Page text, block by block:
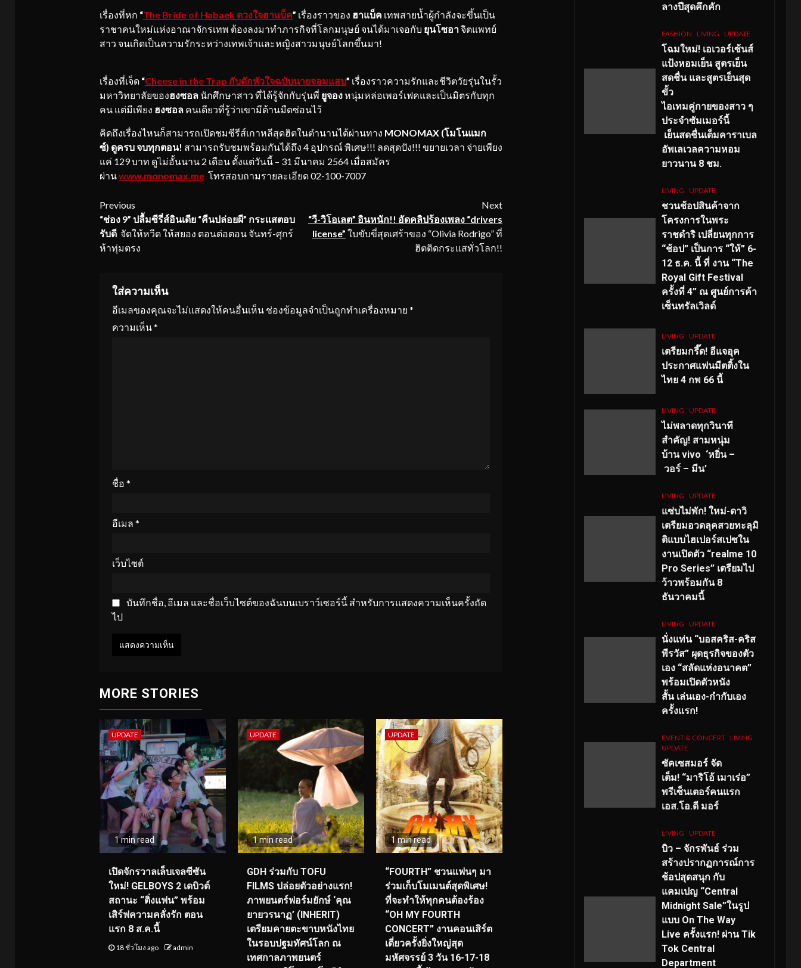
เรื่องที่หก “The Bride of Habaek ดวงใจฮาแบ็ค” เรื่องราวของ ฮาแบ็ค เทพสายน้ำผู้กำลังจะขึ้นเป็น
ราชาคนใหม่แห่งอาณาจักรเทพ ต้องลงมาทำภารกิจที่โลกมนุษย์ จนได้มาเจอกับ ยุนโซอาจิตแพทย์
สาว จนเกิดเป็นความรักระหว่างเทพเจ้าและหญิงสาวมนุษย์โลกขึ้นมา!
เรื่องที่เจ็ด “Cheese in the Trap กับดักหัวใจฉบับนายจอมแสบ” เรื่องราวความรักและชีวิตวัยรุ่นในรั้ว
มหาวิทยาลัยของฮงซอล นักศึกษาสาว ที่ได้รู้จักกับรุ่นพี่ ยูจองหนุ่มหล่อเพอร์เฟคและเป็นมิตรกับทุก
คน แต่มีเพียง ฮงซอลคนเดียวที่รู้ว่าเขามีด้านมืดซ่อนไว้
คิดถึงเรื่องไหนก็สามารถเปิดชมซีรีส์เกาหลีสุดฮิตในตำนานได้ผ่านทาง MONOMAX (โมโนแมก
ซ์) ดูครบ จบทุกตอน! สามารถรับชมพร้อมกันได้ถึง 4 อุปกรณ์ พิเศษ!!! ลดสุดปัง!!! ขยายเวลา จ่ายเพียง
แค่ 129 บาท ดูไม่อั้นนาน 2 เดือน ตั้งแต่วันนี้ – 31 มีนาคม 2564 เมื่อสมัคร
ผ่านwww.monomax.meโทรสอบถามรายละเอียด 02-100-7007
Continue
Reading
Previous
“ช่อง 9” ปลื้มซีรี่ส์อินเดีย “คืนปล่อยผี” กระแสตอบ
รับดี จัดให้หวีด ให้สยอง ตอนต่อตอน จันทร์-ศุกร์
ห้าทุ่มตรง
Next
“วี-วิโอเลต” อินหนัก!! อัดคลิปร้องเพลง “drivers
license” ใบขับขี่สุดเศร้าของ “Olivia Rodrigo” ที่
ฮิตติดกระแสทั่วโลก!!
ใส่ความเห็น
อีเมลของคุณจะไม่แสดงให้คนอื่นเห็น ช่องข้อมูลจำเป็นถูกทำเครื่องหมาย *
ความเห็น*
ชื่อ *
อีเมล *
เว็บไซต์
บันทึกชื่อ, อีเมล และชื่อเว็บไซต์ของฉันบนเบราว์เซอร์นี้ สำหรับการแสดงความเห็นครั้งถัด
ไป
MORE STORIES
UPDATE
1 min read
เปิดจักรวาลเล็บเจลซีซัน
ใหม่! GELBOYS 2 เดบิวต์
สถานะ “ติ่งแฟน” พร้อม
เสิร์ฟความคลั่งรัก ตอน
แรก 8 ส.ค.นี้
18 ชั่วโมง ago admin
UPDATE
1 min read
GDH ร่วมกับ TOFU
FILMS ปล่อยตัวอย่างแรก!
ภาพยนตร์ฟอร์มยักษ์ ‘คุณ
ยายวรนาฏ’ (INHERIT)
เตรียมคายตะขาบหนังไทย
ในรอบปฐมทัศน์โลก ณ
เทศกาลภาพยนตร์
UPDATE
1 min read
“FOURTH” ชวนแฟนๆ มา
ร่วมเก็บโมเมนต์สุดพิเศษ!
ที่จะทำให้ทุกคนต้องร้อง
“OH MY FOURTH
CONCERT” งานคอนเสิร์ต
เดี่ยวครั้งยิ่งใหญ่สุด
มหัศจรรย์ 3 วัน 16-17-18
ลางปีสุดคึกคัก
FASHION LIVING UPDATE
โฉมใหม่! เอเวอร์เซ้นส์
แป้งหอมเย็น สูตรเย็น
สดชื่น และสูตรเย็นสุด
ขั้ว
ไอเทมคู่กายของสาว ๆ
ประจำซัมเมอร์นี้
เย็นสดชื่นเต็มคาราเบล
อัพเลเวลความหอม
ยาวนาน 8 ชม.
LIVING UPDATE
ชวนช้อปสินค้าจาก
โครงการในพระ
ราชดำริ เปลี่ยนทุกการ
“ช้อป” เป็นการ “ให้” 6-
12 ธ.ค. นี้ ที่ งาน “The
Royal Gift Festival
ครั้งที่ 4” ณ ศูนย์การค้า
เซ็นทรัลเวิลด์
LIVING UPDATE
เตรียมกรี๊ด! อีแจอุค
ประกาศแฟนมีตติ้งใน
ไทย 4 กพ 66 นี้
LIVING UPDATE
ไม่พลาดทุกวินาที
สำคัญ! สามหนุ่ม
บ้าน vivo ‘หยิ่น –
วอร์ – มีน’
LIVING UPDATE
แซ่บไม่พัก! ใหม่-ดาวิ
เตรียมอวดลุคสวยทะลุมิ
ติแบบไฮเปอร์สเปซใน
งานเปิดตัว “realme 10
Pro Series” เตรียมไป
ว้าวพร้อมกัน 8
ธันวาคมนี้
LIVING UPDATE
นั่งแท่น “บอสคริส-คริส
พีรวัส” ผุดธุรกิจของตัว
เอง “สลัดแห่งอนาคต”
พร้อมเปิดตัวหนัง
สั้น เล่นเอง-กำกับเอง
ครั้งแรก!
EVENT & CONCERT LIVING
UPDATE
ซัคเซสมอร์ จัด
เต็ม! “มาริโอ้ เมาเร่อ”
พรีเซ็นเตอร์คนแรก
เอส.โอ.ดี มอร์
LIVING UPDATE
บิว – จักรพันธ์ ร่วม
สร้างปรากฏการณ์การ
ช้อปสุดสนุก กับ
แคมเปญ “Central
Midnight Sale”ในรูป
แบบ On The Way
Live ครั้งแรก! ผ่าน Tik
Tok Central
Department